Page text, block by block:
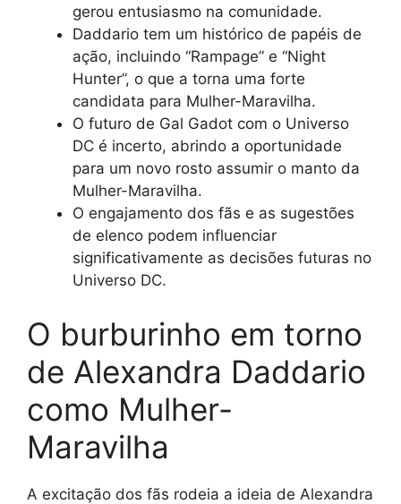
gerou entusiasmo na comunidade.
Daddario tem um histórico de papéis de
ação, incluindo “Rampage” e “Night
Hunter”, o que a torna uma forte
candidata para Mulher-Maravilha.
O futuro de Gal Gadot com o Universo
DC é incerto, abrindo a oportunidade
para um novo rosto assumir o manto da
Mulher-Maravilha.
O engajamento dos fãs e as sugestões
de elenco podem influenciar
significativamente as decisões futuras no
Universo DC.
O burburinho em torno
de Alexandra Daddario
como Mulher-
Maravilha
A excitação dos fãs rodeia a ideia de Alexandra